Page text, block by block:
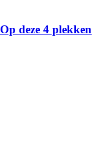
deze 4 plekken